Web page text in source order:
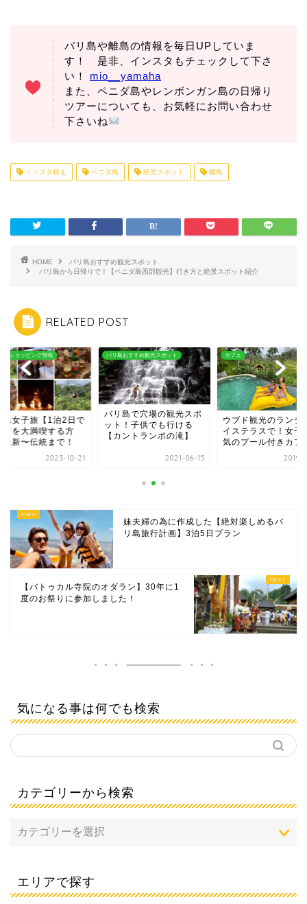
バリ島や離島の情報を毎日UPしていま
す！ 是非、インスタもチェックして下さ
い！ mio__yamaha
また、ペニダ島やレンボンガン島の日帰り
ツアーについても、お気軽にお問い合わせ
下さいね
インスタ映え ペニダ島 絶景スポット 離島
HOME
バリ島おすすめ観光スポット
バリ島から日帰りで！【ペニダ島西部観光】行き方と絶景スポット紹介
RELATED POST
おすすめ観光スポット
島で穴場の観光スポ
！子供でも行ける
ントランポの滝】
2021-06-15
カフェ
ウブド観光のランチはラ
イステラスで！女子に人
気のプール付きカフェ
2019-12-30
お土産・ショッピング情報
バリ島女子旅【1泊2
ウブドを大満喫する
法】最新〜伝統まで
2023-
妹夫婦の為に作成した【絶対楽しめるバ
リ島旅行計画】3泊5日プラン
【バトゥカル寺院のオダラン】30年に1
度のお祭りに参加しました！
気になる事は何でも検索
カテゴリーから検索
エリアで探す